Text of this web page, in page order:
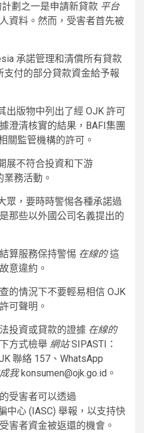
計劃之一是申請新貸款 平台
資料。然而，受害者首先被
承諾管理和清償所有貸款
付的部分貸款資金給予報
出版物中列出了經 OJK 許可
澄清核實的結果，BAFI集團
關監管機構的許可。
展不符合投資和下游
務活動。
眾，要時時警惕各種承諾過
那些以外國公司名義提出的
算服務保持警惕 在線的這
意違約。
的情況下不要輕易相信 OJK
可聲明。
投資或貸款的證據 在線的
方式檢舉 網站SIPASTI：
聯絡 157、WhatsApp
我konsumen@ojk.go.id。
受害者可以透過
中心 (IASC) 舉報，以支持快
害者資金被返還的機會。